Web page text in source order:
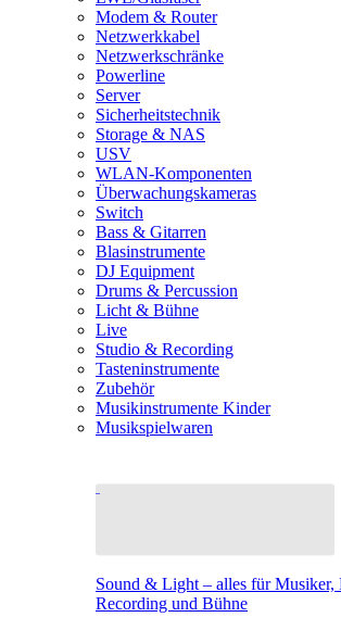
Modem & Router
Netzwerkkabel
Netzwerkschränke
Powerline
Server
Sicherheitstechnik
Storage & NAS
USV
WLAN-Komponenten
Überwachungskameras
Switch
Bass & Gitarren
Blasinstrumente
DJ Equipment
Drums & Percussion
Licht & Bühne
Live
Studio & Recording
Tasteninstrumente
Zubehör
Musikinstrumente Kinder
Musikspielwaren
Sound & Light – alles für Musiker,
Recording und Bühne